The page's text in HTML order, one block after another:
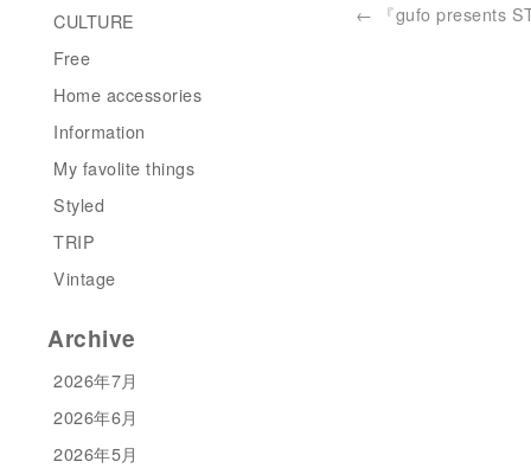
← 『gufo presents
CULTURE
Free
Home accessories
Information
My favolite things
Styled
TRIP
Vintage
Archive
2026年7月
2026年6月
2026年5月